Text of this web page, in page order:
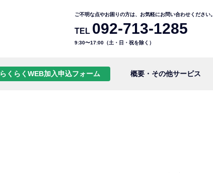
ご不明な点やお困りの方は、お気軽にお問い合わせください。
TEL 092-713-1285
9:30〜17:00（土・日・祝を除く）
らくらくWEB加入申込フォーム 概要・その他サービス